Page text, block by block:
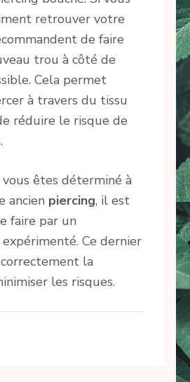
retrouver votre
de faire
trou à côté de
Cela permet
à travers du tissu
réduire le risque de
vous êtes déterminé à
ancien piercing, il est
faire par un
Ce dernier
la
les risques.